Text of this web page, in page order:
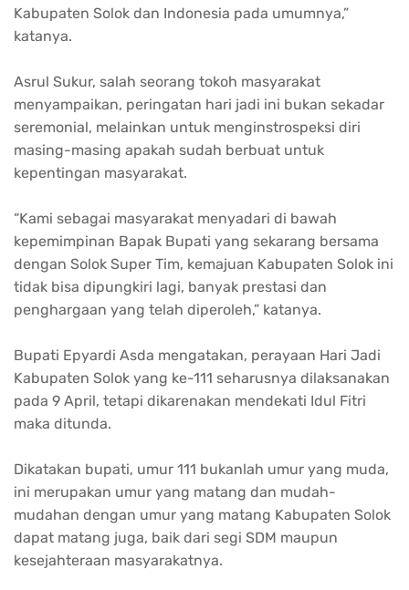
Kabupaten Solok dan Indonesia pada umumnya,”
katanya.
Asrul Sukur, salah seorang tokoh masyarakat
menyampaikan, peringatan hari jadi ini bukan sekadar
seremonial, melainkan untuk menginstrospeksi diri
masing-masing apakah sudah berbuat untuk
kepentingan masyarakat.
“Kami sebagai masyarakat menyadari di bawah
kepemimpinan Bapak Bupati yang sekarang bersama
dengan Solok Super Tim, kemajuan Kabupaten Solok ini
tidak bisa dipungkiri lagi, banyak prestasi dan
penghargaan yang telah diperoleh,” katanya.
Bupati Epyardi Asda mengatakan, perayaan Hari Jadi
Kabupaten Solok yang ke-111 seharusnya dilaksanakan
pada 9 April, tetapi dikarenakan mendekati Idul Fitri
maka ditunda.
Dikatakan bupati, umur 111 bukanlah umur yang muda,
ini merupakan umur yang matang dan mudah-
mudahan dengan umur yang matang Kabupaten Solok
dapat matang juga, baik dari segi SDM maupun
kesejahteraan masyarakatnya.